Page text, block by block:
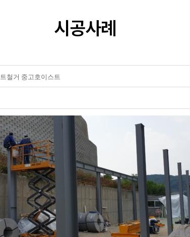
시공사례
철거 중고호이스트